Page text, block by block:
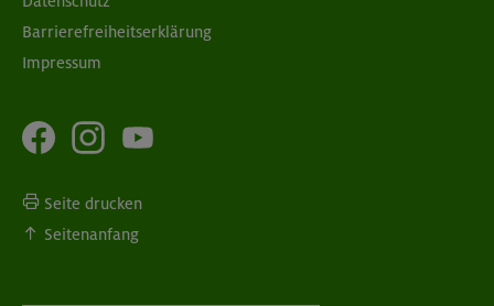
Barrierefreiheitserklärung
Impressum
Seite drucken
Seitenanfang